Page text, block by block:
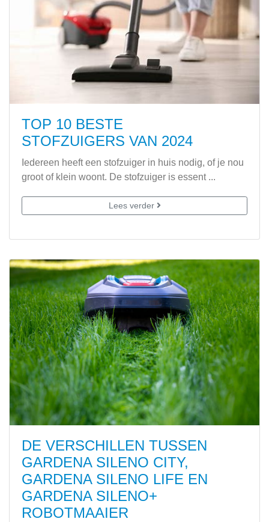
TOP 10 BESTE
STOFZUIGERS VAN 2024
Iedereen heeft een stofzuiger in huis nodig, of je nou
groot of klein woont. De stofzuiger is essent ...
Lees verder
DE VERSCHILLEN TUSSEN
GARDENA SILENO CITY,
GARDENA SILENO LIFE EN
GARDENA SILENO+
ROBOTMAAIER